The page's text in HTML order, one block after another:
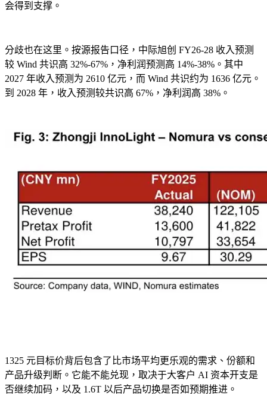
会得到支撑。
分歧也在这里。按源报告口径，中际旭创 FY26-28 收入预测
较 Wind 共识高 32%-67%，净利润预测高 14%-38%。其中
2027 年收入预测为 2610 亿元，而 Wind 共识约为 1636 亿元。
到 2028 年，收入预测较共识高 67%，净利润高 38%。
1325 元目标价背后包含了比市场平均更乐观的需求、份额和
产品升级判断。它能不能兑现，取决于大客户 AI 资本开支是
否继续加码，以及 1.6T 以后产品切换是否如预期推进。